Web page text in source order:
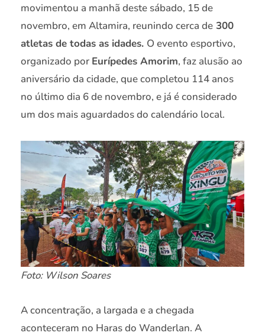
movimentou a manhã deste sábado, 15 de
novembro, em Altamira, reunindo cerca de 300
atletas de todas as idades. O evento esportivo,
organizado por Eurípedes Amorim, faz alusão ao
aniversário da cidade, que completou 114 anos
no último dia 6 de novembro, e já é considerado
um dos mais aguardados do calendário local.
Foto: Wilson Soares
A concentração, a largada e a chegada
aconteceram no Haras do Wanderlan. A